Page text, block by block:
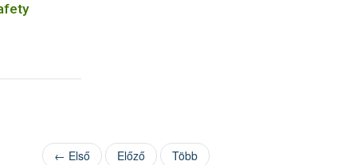
← Első Előző Több